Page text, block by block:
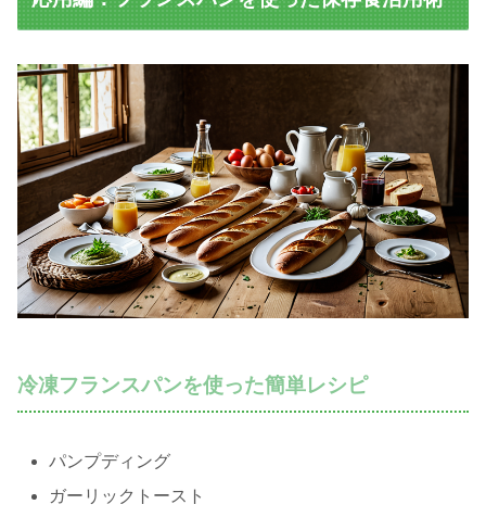
冷凍フランスパンを使った簡単レシピ
パンプディング
ガーリックトースト